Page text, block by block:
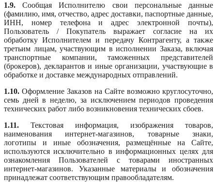
1.9. Сообщая Исполнителю свои персональные данные
(фамилию, имя, отчество, адрес доставки, паспортные данные,
ИНН, номер телефона и адрес электронной почты),
Пользователь / Покупатель выражает согласие на их
обработку Исполнителем и передачу Контрагенту, а также
третьим лицам, участвующим в исполнении Заказа, включая
транспортные компании, таможенных представителей
(брокеров), декларантов и иные организации, участвующие в
обработке и доставке международных отправлений.
1.10. Оформление Заказов на Сайте возможно круглосуточно,
семь дней в неделю, за исключением периодов проведения
технических работ либо возникновения технических сбоев.
1.11. Текстовая информация, изображения товаров,
наименования интернет-магазинов, товарные знаки,
логотипы и иные обозначения, размещённые на Сайте,
используются исключительно в информационных целях для
ознакомления Пользователей с товарами иностранных
интернет-магазинов. Указанные материалы и обозначения
принадлежат соответствующим правообладателям.